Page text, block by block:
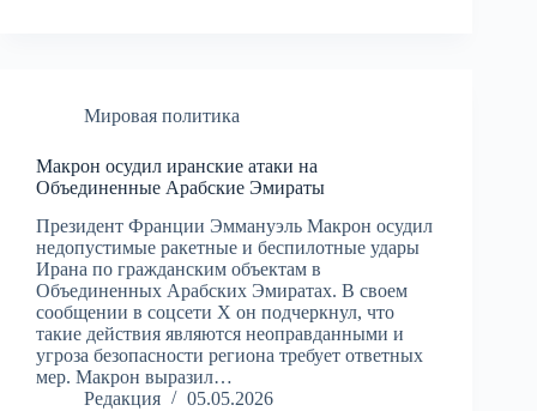
Мировая политика
Макрон осудил иранские атаки на
Объединенные Арабские Эмираты
Президент Франции Эммануэль Макрон осудил
недопустимые ракетные и беспилотные удары
Ирана по гражданским объектам в
Объединенных Арабских Эмиратах. В своем
сообщении в соцсети X он подчеркнул, что
такие действия являются неоправданными и
угроза безопасности региона требует ответных
мер. Макрон выразил…
Редакция
05.05.2026